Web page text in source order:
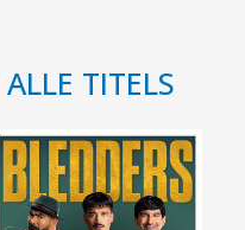
ALLE TITELS